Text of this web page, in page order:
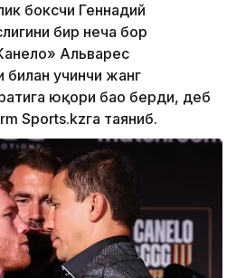
боксчи Геннадий
бир неча бор
Альварес
билан учинчи жанг
юқори баҳо берди, деб
Sports.kzга таяниб.